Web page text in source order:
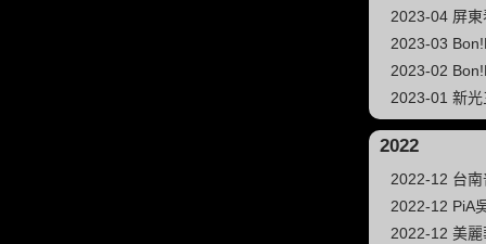
2023-04 屏東
2023-03
2023-02
2023-01 新
2022
2022-12 台
2022-12 PiA
2022-12 美